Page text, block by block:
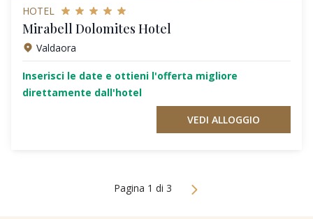
HOTEL
Mirabell Dolomites Hotel
Valdaora
Inserisci le date e ottieni l'offerta migliore
direttamente dall'hotel
VEDI ALLOGGIO
Pagina 1 di 3